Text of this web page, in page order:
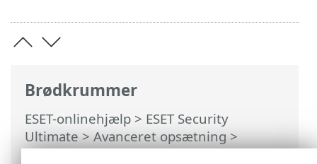
Brødkrummer
ESET-onlinehjælp > ESET Security
Ultimate>Avanceret opsætning>
Beskyttelse>Internetbeskyttelse>